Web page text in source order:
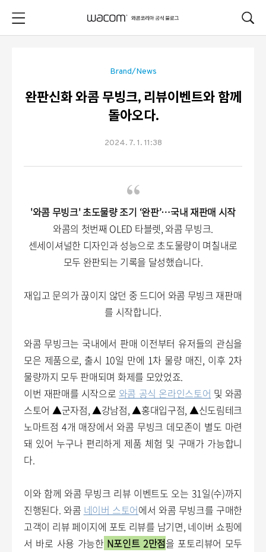
Brand/News
완판신화 와콤 무빙크, 리뷰이벤트와 함께
돌아오다.
2024. 7. 1. 11:38
'와콤 무빙크' 초도물량 조기 ‘완판’…국내 재판매 시작
와콤의 첫번째 OLED 타블렛, 와콤 무빙크.
센세이셔널한 디자인과 성능으로 초도물량이 며칠내로
모두 완판되는 기록을 달성했습니다.
재입고 문의가 끊이지 않던 중 드디어 와콤 무빙크 재판매
를 시작합니다.
와콤 무빙크는 국내에서 판매 이전부터 유저들의 관심을
모은 제품으로, 출시 10일 만에 1차 물량 매진, 이후 2차
물량까지 모두 판매되며 화제를 모았었죠.
이번 재판매를 시작으로 와콤 공식 온라인스토어 및 와콤
스토어 ▲군자점, ▲강남점, ▲홍대입구점, ▲신도림테크
노마트점 4개 매장에서 와콤 무빙크 데모존이 별도 마련
돼 있어 누구나 편리하게 제품 체험 및 구매가 가능합니
다.
이와 함께 와콤 무빙크 리뷰 이벤트도 오는 31일(수)까지
진행된다. 와콤 네이버 스토어에서 와콤 무빙크를 구매한
고객이 리뷰 페이지에 포토 리뷰를 남기면, 네이버 쇼핑에
서 바로 사용 가능한 N포인트 2만점을 포토리뷰어 모두